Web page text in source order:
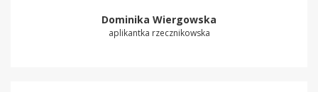
Dominika Wiergowska
aplikantka rzecznikowska